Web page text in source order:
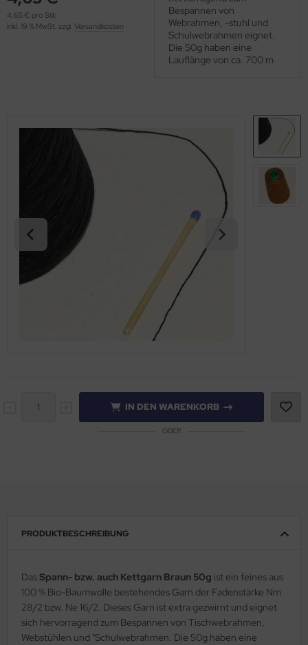
4,65 € pro Stk
inkl. 19 % MwSt. zzgl. Versandkosten
Bespannen von
Webrahmen, -stuhl und
Schulwebrahmen eignet.
Die 50g haben eine
Lauflänge von ca. 700 m
IN DEN WARENKORB
ODER
PRODUKTBESCHREIBUNG
DasSpann- bzw. auch Kettgarn Braun 50g ist ein feines aus
100 % Bio-Baumwolle bestehendes Garn der Fadenstärke Nm
28/2 bzw. Ne 16/2. Dieses Garn ist extra gezwirnt und eignet
sich hervorragend zum Bespannen von Tischwebrahmen,
Webstühlen und "Schulwebrahmen. Die 50g haben eine